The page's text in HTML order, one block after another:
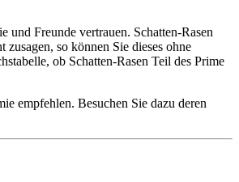
Freunde vertrauen. Schatten-Rasen
so können Sie dieses ohne
ob Schatten-Rasen Teil des Prime
empfehlen. Besuchen Sie dazu deren